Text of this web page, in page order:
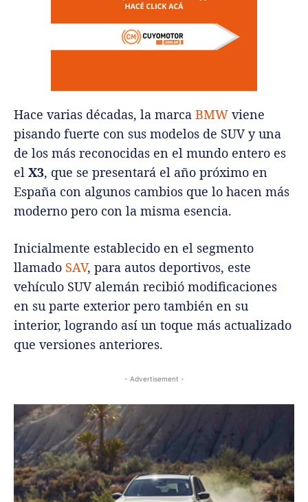
Hace varias décadas, la marca BMW viene
pisando fuerte con sus modelos de SUV y una
de los más reconocidas en el mundo entero es
el X3, que se presentará el año próximo en
España con algunos cambios que lo hacen más
moderno pero con la misma esencia.
Inicialmente establecido en el segmento
llamado SAV, para autos deportivos, este
vehículo SUV alemán recibió modificaciones
en su parte exterior pero también en su
interior, logrando así un toque más actualizado
que versiones anteriores.
- Advertisement -